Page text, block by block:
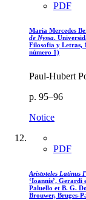
PDF
Maria Mercedes B
de Nyssa.
Filosofia y Letras,
número 1)
Paul-Hubert
p. 95–96
Notice
PDF
Aristoteles Latinus
‘Ioannis’, Gerardi
Paluello et B. G.
Brouwer, Bruges-